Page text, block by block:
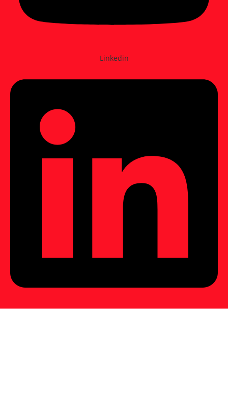
Linkedin